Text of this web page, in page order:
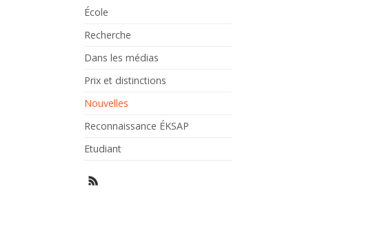
École
Recherche
Dans les médias
Prix et distinctions
Nouvelles
Reconnaissance ÉKSAP
Etudiant